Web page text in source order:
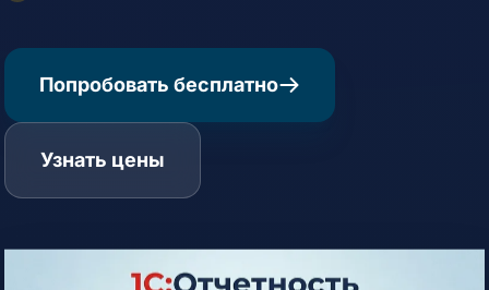
Попробовать бесплатно
Узнать цены